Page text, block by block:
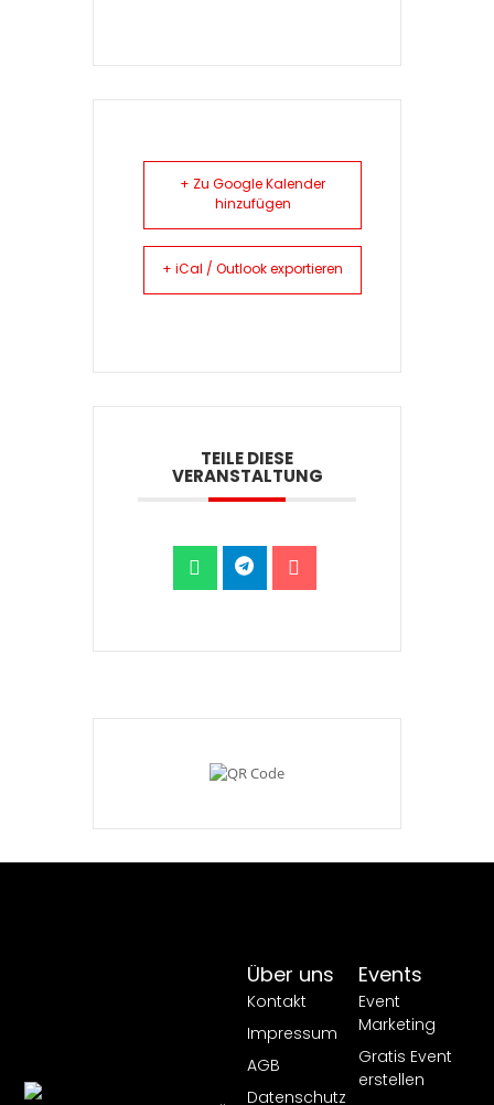
+ Zu Google Kalender
hinzufügen
+ iCal / Outlook exportieren
TEILE DIESE
VERANSTALTUNG
Events
Event
Marketing
Gratis Event
erstellen
Über uns
Kontakt
Impressum
AGB
Datenschutz